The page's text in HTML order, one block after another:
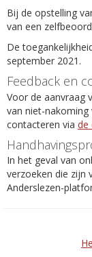
Bij de opstelling
van een
De
september 2021.
Feedback en
Voor de aanvraag
van niet-
contacteren via de
In het geval van
verzoeken die zijn
Anderslezen-